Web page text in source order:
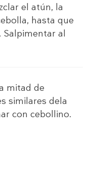
el atún, la
hasta que
al
mitad de
similares dela
con cebollino.